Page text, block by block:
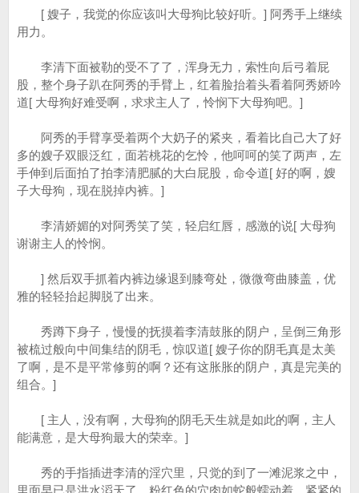
[ 嫂子，我觉的你应该叫大母狗比较好听。] 阿秀手上继续
用力。
李清下面被勒的受不了了，浑身无力，索性向后弓着屁
股，整个身子趴在阿秀的手臂上，红着脸抬着头看着阿秀娇吟
道[ 大母狗好难受啊，求求主人了，怜悯下大母狗吧。]
阿秀的手臂享受着两个大奶子的紧夹，看着比自己大了好
多的嫂子双眼泛红，面若桃花的乞怜，他呵呵的笑了两声，左
手伸到后面拍了拍李清肥腻的大白屁股，命令道[ 好的啊，嫂
子大母狗，现在脱掉内裤。]
李清娇媚的对阿秀笑了笑，轻启红唇，感激的说[ 大母狗
谢谢主人的怜悯。
] 然后双手抓着内裤边缘退到膝弯处，微微弯曲膝盖，优
雅的轻轻抬起脚脱了出来。
秀蹲下身子，慢慢的抚摸着李清鼓胀的阴户，呈倒三角形
被梳过般向中间集结的阴毛，惊叹道[ 嫂子你的阴毛真是太美
了啊，是不是平常修剪的啊？还有这胀胀的阴户，真是完美的
组合。]
[ 主人，没有啊，大母狗的阴毛天生就是如此的啊，主人
能满意，是大母狗最大的荣幸。]
秀的手指插进李清的淫穴里，只觉的到了一滩泥浆之中，
里面早已是洪水滔天了，粉红色的穴肉如蛇般蠕动着，紧紧的